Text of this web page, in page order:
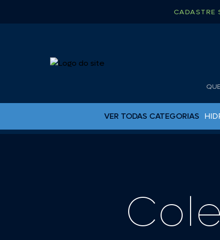
CADASTRE
VER TODAS CATEGORIAS
COLAS EPOX
ESCADAS PARA LANCHA
GRAXA BRANCA